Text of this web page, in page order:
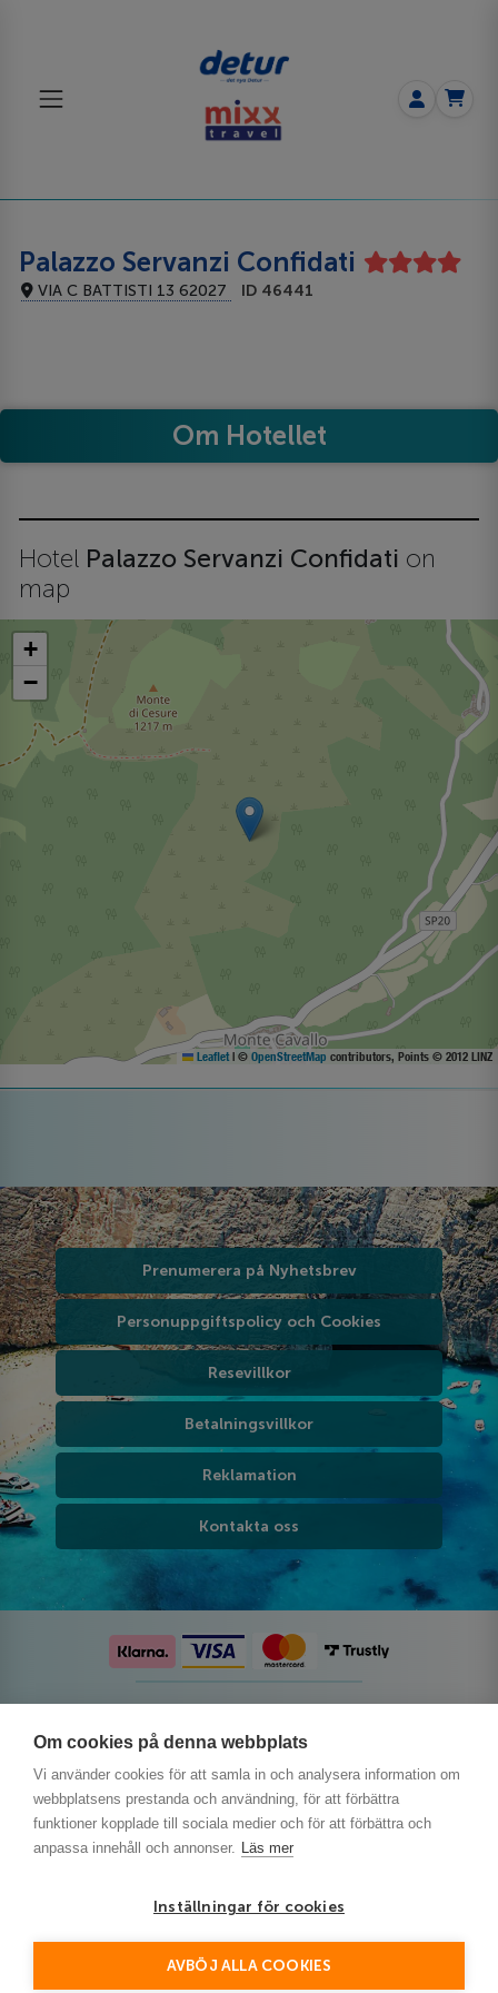
Om cookies på denna webbplats
Vi använder cookies för att samla in och analysera information om
webbplatsens prestanda och användning, för att förbättra
funktioner kopplade till sociala medier och för att förbättra och
anpassa innehåll och annonser. Läs mer
Inställningar för cookies
AVBÖJ ALLA COOKIES
Palazzo Servanzi Confidati
VIA C BATTISTI 13 62027 ID 46441
Om Hotellet
Hotel Palazzo Servanzi Confidati on
map
+
−
Leaflet | © OpenStreetMap contributors, Points © 2012 LINZ
Prenumerera på Nyhetsbrev
Personuppgiftspolicy och Cookies
Resevillkor
Betalningsvillkor
Reklamation
Kontakta oss
This site is protected by reCAPTCHA and the Google